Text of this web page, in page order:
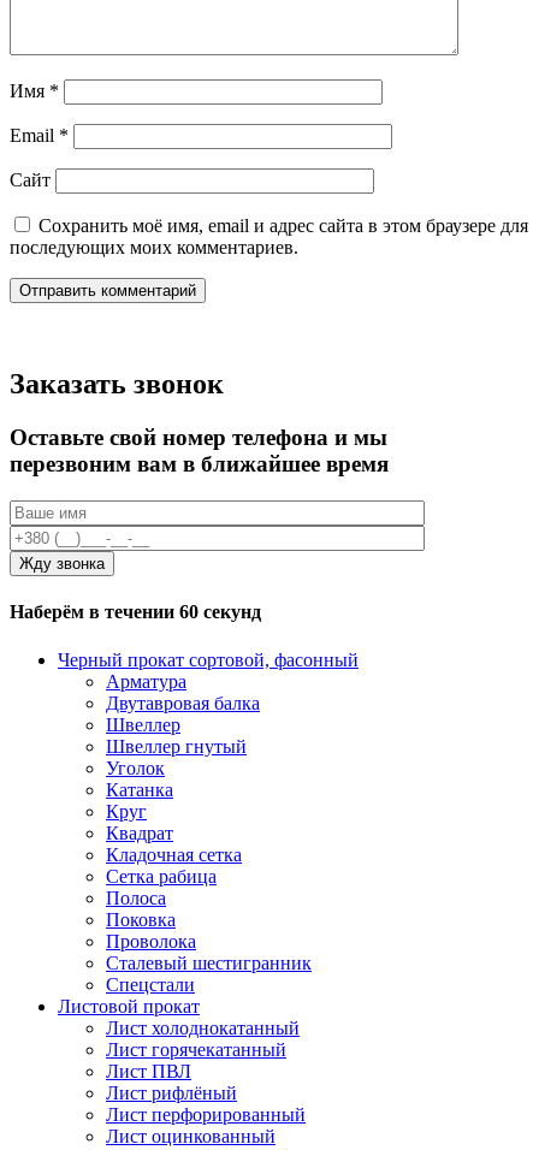
Имя *
Email *
Сайт
Сохранить моё имя, email и адрес сайта в этом браузере для
последующих моих комментариев.
Заказать звонок
Оставьте свой номер телефона и мы
перезвоним вам в ближайшее время
Наберём в течении 60 секунд
Черный прокат сортовой, фасонный
Арматура
Двутавровая балка
Швеллер
Швеллер гнутый
Уголок
Катанка
Круг
Квадрат
Кладочная сетка
Сетка рабица
Полоса
Поковка
Проволока
Сталевый шестигранник
Спецстали
Листовой прокат
Лист холоднокатанный
Лист горячекатанный
Лист ПВЛ
Лист рифлёный
Лист перфорированный
Лист оцинкованный